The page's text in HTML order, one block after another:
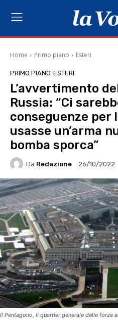
Home Primo piano Esteri
PRIMO PIANO ESTERI
L’avvertimento
Russia: “Ci
conseguenze per
usasse un’arma
bomba sporca”
Da Redazione 26/10/2022
Il Pentagono, il quartier generale delle forze